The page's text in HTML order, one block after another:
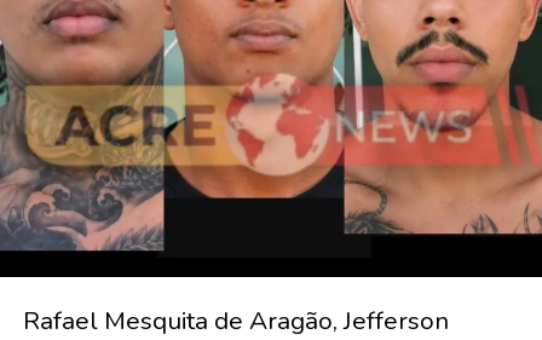
Rafael Mesquita de Aragão, Jefferson